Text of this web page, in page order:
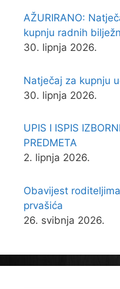
AŽURIRANO:
kupnju radnih
30. lipnja 2026.
Natječaj za kupnju
30. lipnja 2026.
UPIS I ISPIS
PREDMETA
2. lipnja 2026.
Obavijest
prvašića
26. svibnja 2026.